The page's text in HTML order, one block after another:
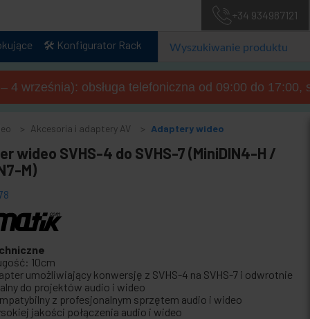
+34 934987121
🛠️ Konfigurator Rack
4 września): obsługa telefoniczna od 09:00 do 17:00,
Akcesoria i adaptery AV Adaptery wideo
wideo SVHS-4 do SVHS-7 (MiniDIN4-H /
M)
10cm
umożliwiający konwersję z SVHS-4 na SVHS-7 i odwrotnie
do projektów audio i wideo
z profesjonalnym sprzętem audio i wideo
jakości połączenia audio i wideo